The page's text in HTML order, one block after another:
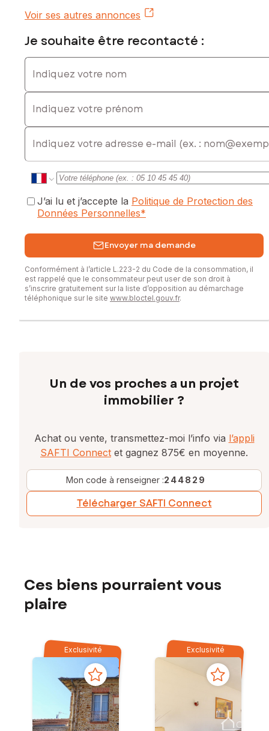
Voir ses autres annonces
Je souhaite être recontacté :
Indiquez votre nom
Indiquez votre prénom
E-mail
J’ai lu et j’accepte la Politique de Protection des
Données Personnelles*
Envoyer ma demande
Conformément à l’article L.223-2 du Code de la consommation, il
est rappelé que le consommateur peut user de son droit à
s’inscrire gratuitement sur la liste d’opposition au démarchage
téléphonique sur le site www.bloctel.gouv.fr.
Un de vos proches a un projet
immobilier ?
Achat ou vente, transmettez-moi l’info via l’appli
SAFTI Connect et gagnez 875€ en moyenne.
Mon code à renseigner :244829
Télécharger SAFTI Connect
Ces biens pourraient vous
plaire
Exclusivité Exclusivité